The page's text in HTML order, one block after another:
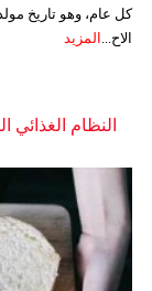
كل عام، وهو تاريخ
الاح... المزيد
النظام